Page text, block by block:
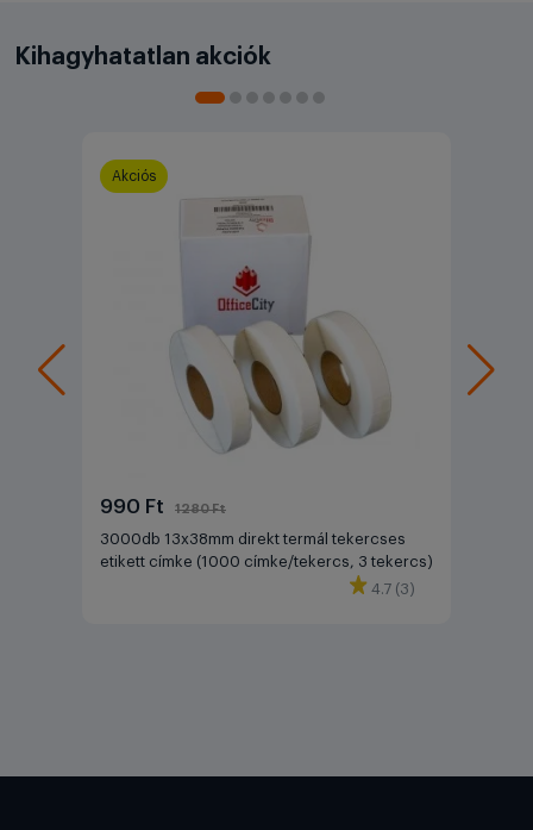
Kihagyhatatlan akciók
Akciós
990 Ft 1280 Ft
3000db 13x38mm direkt termál tekercses
etikett címke (1000 címke/tekercs, 3 tekercs)
4.7 (3)